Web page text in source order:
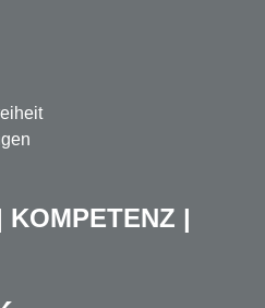
KOMPETENZ |